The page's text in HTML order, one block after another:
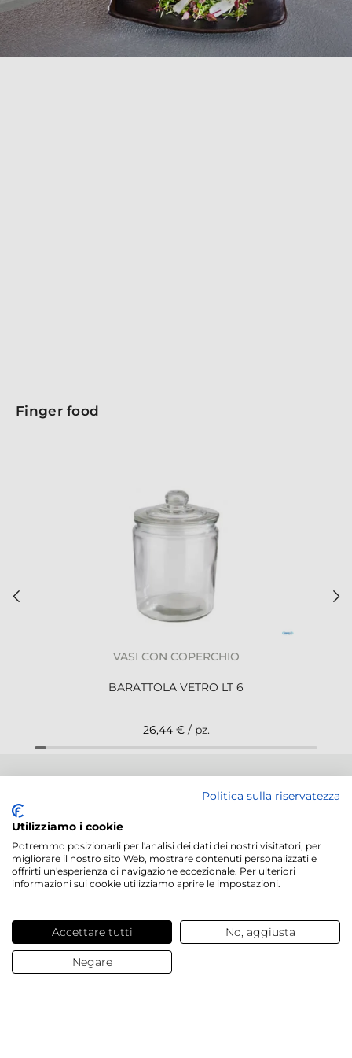
Finger food
VASI CON COPERCHIO
BARATTOLA VETRO LT 6
26,44 € / pz.
Servizi offerti
Contatti e domande
Chi siamo
Politica sulla riservatezza
Utilizziamo i cookie
Potremmo posizionarli per l'analisi dei dati dei nostri visitatori, per
migliorare il nostro sito Web, mostrare contenuti personalizzati e
offrirti un'esperienza di navigazione eccezionale. Per ulteriori
informazioni sui cookie utilizziamo aprire le impostazioni.
Accettare tutti No, aggiusta
Negare